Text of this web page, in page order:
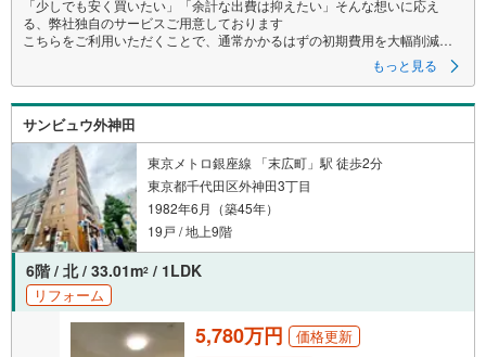
「少しでも安く買いたい」「余計な出費は抑えたい」そんな想いに応え
る、弊社独自のサービスご用意しております
こちらをご利用いただくことで、通常かかるはずの初期費用を大幅削減す
詳細につきましては、下記のお電話フォームよりご連絡ください。営業時
間:朝10時～19時30分 火曜・水曜日は定休日となります。
現地を見学される場合は「室内・現地を見学する（無料）」ボタンよりご
希望の日時をご記入いただけますとスムーズにご案内が可能です。
まずは『いくらお得になるか』だけでも、お気軽にお問い合わせくださ
当日のご案内もご相談を！ご内見は現地お待ち合わせ・現地解散も可能で
す
住宅ローン等のご相談もお気軽にお申し付け下さい！
もっと見る
サンビュウ外神田
東京メトロ銀座線 「末広町」駅 徒歩2分
東京都千代田区外神田3丁目
1982年6月（築45年）
19戸 / 地上9階
6階 / 北 / 33.01m2 / 1LDK
リフォーム
5,780万円 価格更新